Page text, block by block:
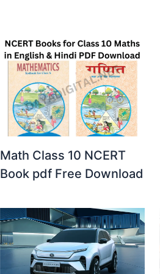
Math Class 10 NCERT
Book pdf Free Download